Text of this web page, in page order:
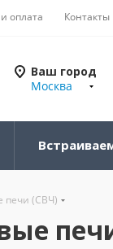
оплата Контакты
Ваш город
Москва
печи (СВЧ)